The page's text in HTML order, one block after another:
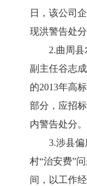
日，该公司
现洪警告处分
2.曲周
副主任谷志
的2013年高
部分，应招
内警告处分。
3.涉县
村“治安费”
间，以工作